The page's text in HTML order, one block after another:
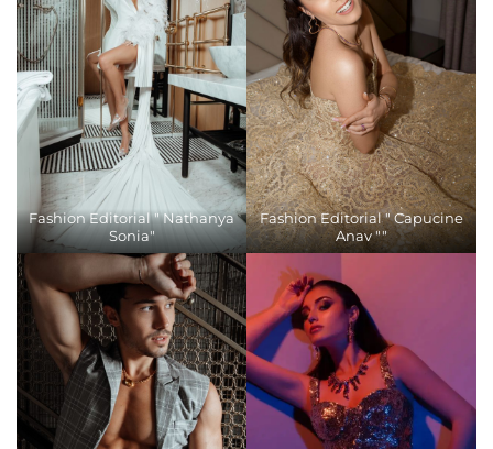
Fashion Editorial " Nathanya
Sonia"
Fashion Editorial " Capucine
Anav ""